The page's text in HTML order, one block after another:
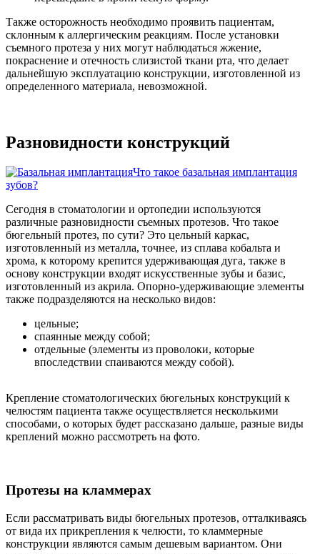
Также осторожность необходимо проявить пациентам,
склонным к аллергическим реакциям. После установки
съемного протеза у них могут наблюдаться жжение,
покраснение и отечность слизистой ткани рта, что делает
дальнейшую эксплуатацию конструкции, изготовленной из
определенного материала, невозможной.
Разновидности конструкций
Что такое базальная имплантация
зубов?
Сегодня в стоматологии и ортопедии используются
различные разновидности съемных протезов. Что такое
бюгельный протез, по сути? Это цельный каркас,
изготовленный из металла, точнее, из сплава кобальта и
хрома, к которому крепится удерживающая дуга, также в
основу конструкции входят искусственные зубы и базис,
изготовленный из акрила. Опорно-удерживающие элементы
также подразделяются на несколько видов:
цельные;
спаянные между собой;
отдельные (элементы из проволоки, которые
впоследствии спаиваются между собой).
Крепление стоматологических бюгельных конструкций к
челюстям пациента также осуществляется несколькими
способами, о которых будет рассказано дальше, разные виды
креплений можно рассмотреть на фото.
Протезы на кламмерах
Если рассматривать виды бюгельных протезов, отталкиваясь
от вида их прикрепления к челюсти, то кламмерные
конструкции являются самым дешевым вариантом. Они